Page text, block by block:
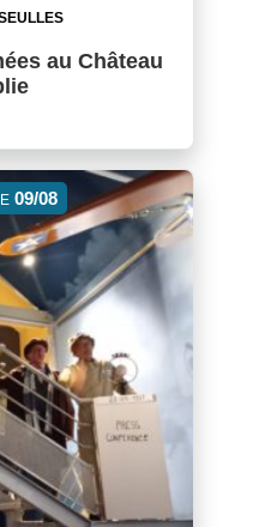
au Château
09/08